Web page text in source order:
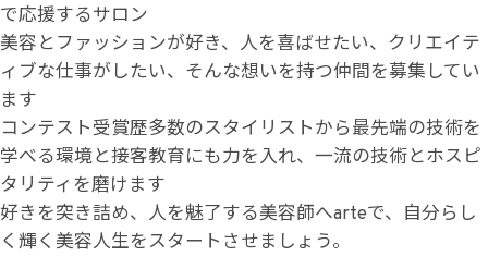
で応援するサロン
美容とファッションが好き、人を喜ばせたい、クリエイテ
ィブな仕事がしたい、そんな想いを持つ仲間を募集してい
ます
コンテスト受賞歴多数のスタイリストから最先端の技術を
学べる環境と接客教育にも力を入れ、一流の技術とホスピ
タリティを磨けます
好きを突き詰め、人を魅了する美容師へarteで、自分らし
く輝く美容人生をスタートさせましょう。